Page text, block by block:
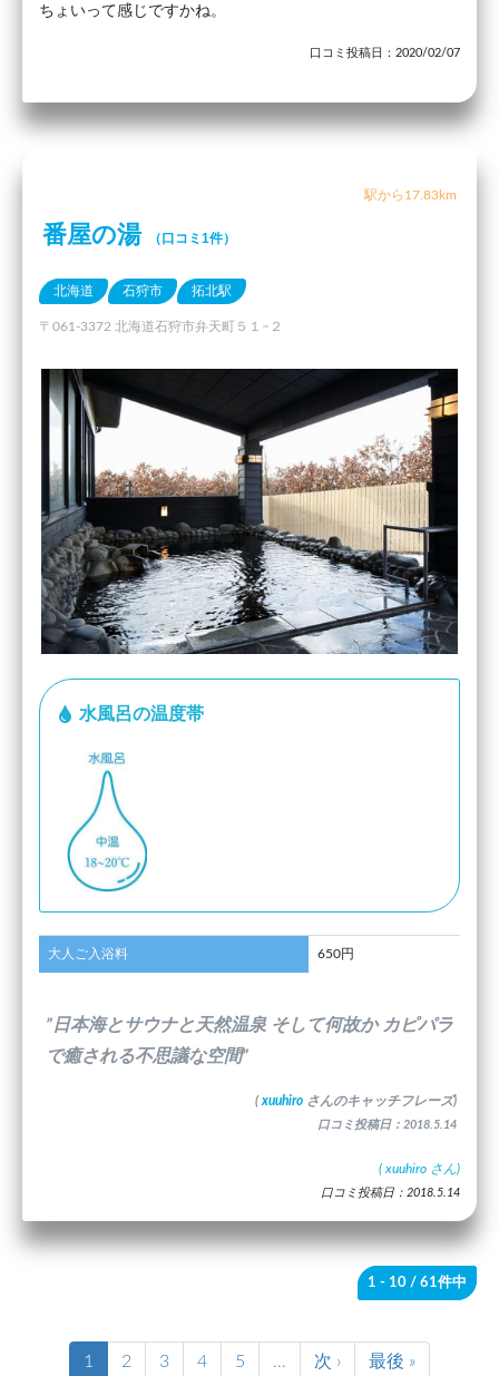
ちょいって感じですかね。
口コミ投稿日：2020/02/07
駅から17.83km
番屋の湯 （口コミ1件）
北海道 石狩市 拓北駅
〒061-3372 北海道石狩市弁天町５１−２
水風呂の温度帯
大人ご入浴料 650円
”日本海とサウナと天然温泉 そして何故か カピパラ
で癒される不思議な空間”
( xuuhiro さんのキャッチフレーズ)
口コミ投稿日：2018.5.14
( xuuhiro さん)
口コミ投稿日：2018.5.14
1 - 10 / 61件中
1 2 3 4 5 … 次 › 最後 »